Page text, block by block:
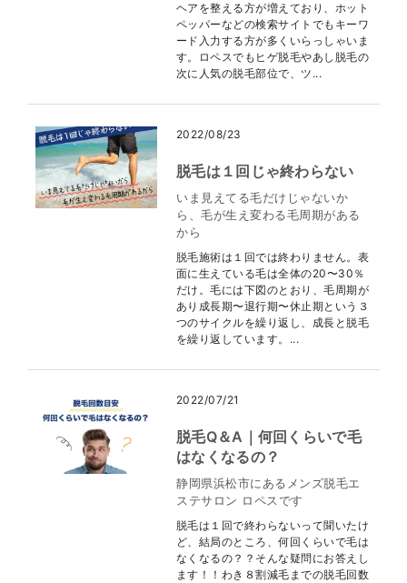
ヘアを整える方が増えており、ホット
ペッパーなどの検索サイトでもキーワ
ード入力する方が多くいらっしゃいま
す。ロペスでもヒゲ脱毛やあし脱毛の
次に人気の脱毛部位で、ツ...
2022/08/23
脱毛は１回じゃ終わらない
いま見えてる毛だけじゃないか
ら、毛が生え変わる毛周期がある
から
脱毛施術は１回では終わりません。表
面に生えている毛は全体の20〜30％
だけ。毛には下図のとおり、毛周期が
あり成長期〜退行期〜休止期という３
つのサイクルを繰り返し、成長と脱毛
を繰り返しています。...
2022/07/21
脱毛Q＆A｜何回くらいで毛
はなくなるの？
静岡県浜松市にあるメンズ脱毛エ
ステサロン ロペスです
脱毛は１回で終わらないって聞いたけ
ど、結局のところ、何回くらいで毛は
なくなるの？？そんな疑問にお答えし
ます！！わき８割減毛までの脱毛回数